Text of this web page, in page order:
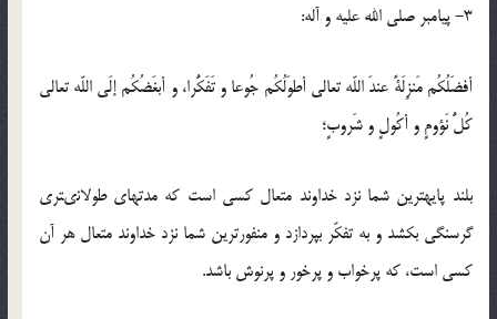
3- پيامبر صلى الله عليه و آله:
أفضَلُكُم مَنزِلَةً عندَ اللّه تعالى أطوَلُكُم جُوعا و تَفَكُّرا، و أبغَضُكُم إلَى اللّه تعالى
كُلُّ نَؤومٍ و أكُولٍ و شَروبٍ؛
بلند پايه‏ترين شما نزد خداوند متعال كسى است كه مدتهاى طولانى‏ترى
گرسنگى بكشد و به تفكّر بپردازد و منفورترين شما نزد خداوند متعال هر آن
كسى است، كه پرخواب و پرخور و پرنوش باشد.